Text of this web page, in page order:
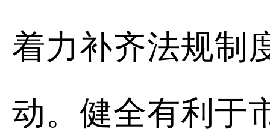
着力补齐法规制
动。健全有利于